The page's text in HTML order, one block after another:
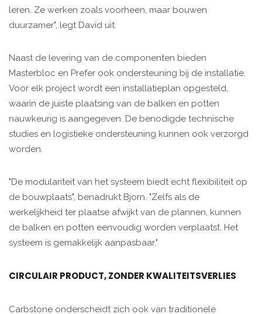
leren. Ze werken zoals voorheen, maar bouwen
duurzamer", legt David uit.
Naast de levering van de componenten bieden
Masterbloc en Prefer ook ondersteuning bij de installatie.
Voor elk project wordt een installatieplan opgesteld,
waarin de juiste plaatsing van de balken en potten
nauwkeurig is aangegeven. De benodigde technische
studies en logistieke ondersteuning kunnen ook verzorgd
worden.
"De modulariteit van het systeem biedt echt flexibiliteit op
de bouwplaats", benadrukt Bjorn. "Zelfs als de
werkelijkheid ter plaatse afwijkt van de plannen, kunnen
de balken en potten eenvoudig worden verplaatst. Het
systeem is gemakkelijk aanpasbaar."
CIRCULAIR PRODUCT, ZONDER KWALITEITSVERLIES
Carbstone onderscheidt zich ook van traditionele